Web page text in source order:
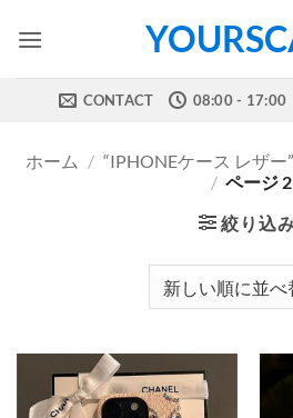
CONTACT 08:00 - 17:00
ホーム / “IPHONEケース レザ
/ ページ 2
絞り込